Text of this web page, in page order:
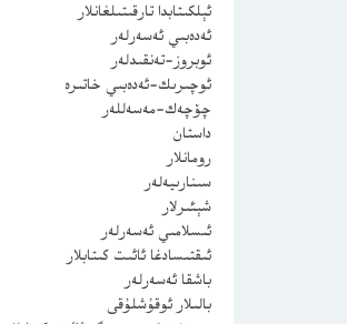
ئېلكىتابدا تارقىتىلغانلار
ئەدەبىي ئەسەرلەر
ئوبروز-تەنقىدلەر
ئوچىرىك-ئەدەبىي خاتىرە
چۆچەك-مەسەللەر
داستان
رومانلار
سىنارىيەلەر
شېئىرلار
ئىسلامىي ئەسەرلەر
ئىقتىسادغا ئائىت كىتابلار
باشقا ئەسەرلەر
بالىلار ئوقۇشلۇقى